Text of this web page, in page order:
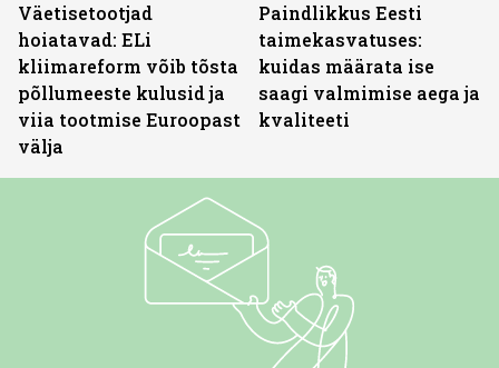
Väetisetootjad
hoiatavad: ELi
kliimareform võib tõsta
põllumeeste kulusid ja
viia tootmise Euroopast
välja
Paindlikkus Eesti
taimekasvatuses:
kuidas määrata ise
saagi valmimise aega ja
kvaliteeti